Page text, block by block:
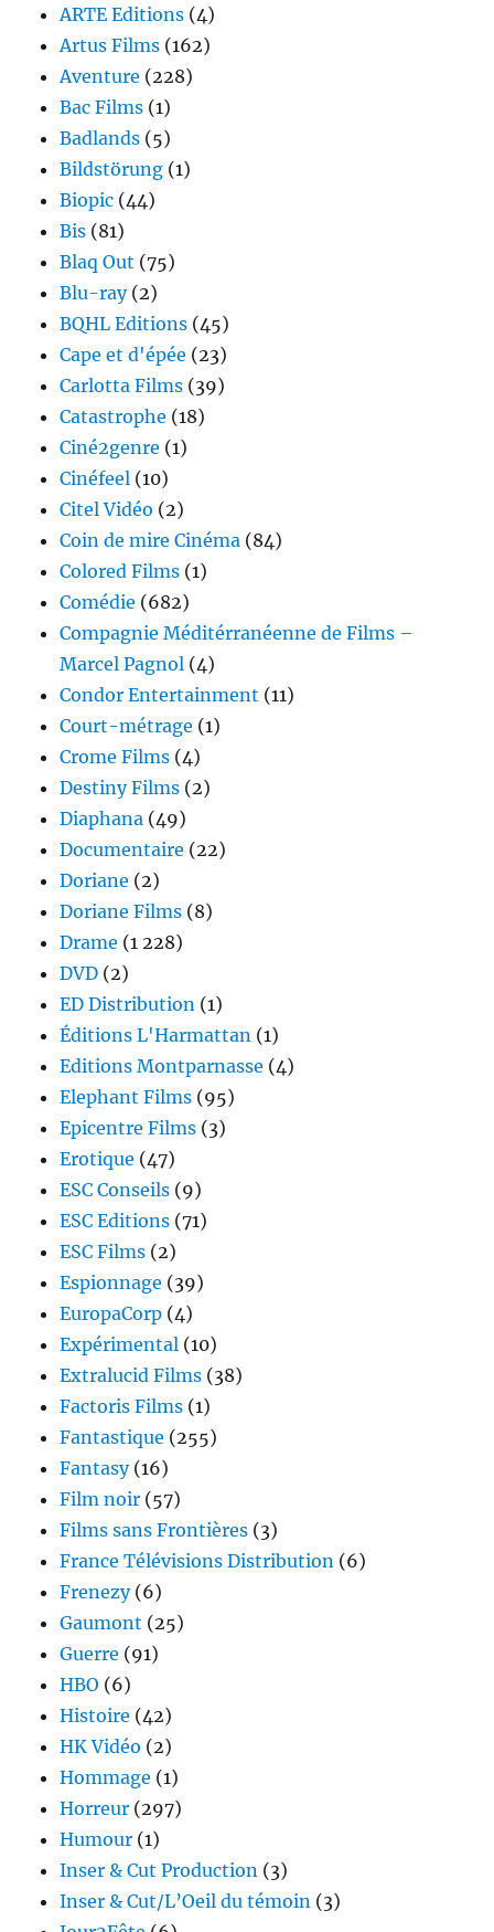
ARTE Editions (4)
Artus Films (162)
Aventure (228)
Bac Films (1)
Badlands (5)
Bildstörung (1)
Biopic (44)
Bis (81)
Blaq Out (75)
Blu-ray(2)
BQHL Editions (45)
Cape et d'épée (23)
Carlotta Films (39)
Catastrophe (18)
Ciné2genre (1)
Cinéfeel (10)
Citel Vidéo (2)
Coin de mire Cinéma (84)
Colored Films (1)
Comédie (682)
Compagnie Méditérranéenne de Films –
Marcel Pagnol (4)
Condor Entertainment (11)
Court-métrage (1)
Crome Films (4)
Destiny Films (2)
Diaphana (49)
Documentaire (22)
Doriane (2)
Doriane Films (8)
Drame (1 228)
DVD (2)
ED Distribution (1)
Éditions L'Harmattan (1)
Editions Montparnasse (4)
Elephant Films (95)
Epicentre Films (3)
Erotique (47)
ESC Conseils (9)
ESC Editions (71)
ESC Films (2)
Espionnage (39)
EuropaCorp (4)
Expérimental (10)
Extralucid Films (38)
Factoris Films (1)
Fantastique (255)
Fantasy(16)
Film noir (57)
Films sans Frontières (3)
France Télévisions Distribution (6)
Frenezy(6)
Gaumont (25)
Guerre (91)
HBO (6)
Histoire (42)
HK Vidéo (2)
Hommage (1)
Horreur (297)
Humour (1)
Inser & Cut Production (3)
Inser & Cut/L’Oeil du témoin (3)